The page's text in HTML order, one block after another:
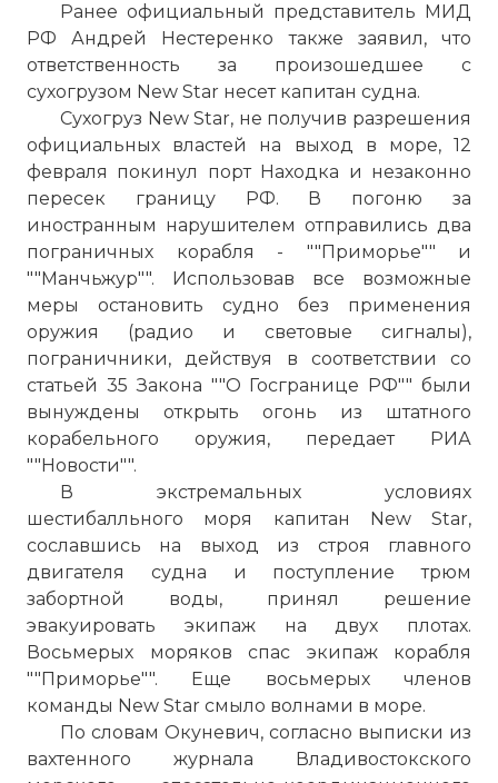
Ранее официальный представитель МИД
РФ Андрей Нестеренко также заявил, что
ответственность за произошедшее с
сухогрузом New Star несет капитан судна.
Сухогруз New Star, не получив разрешения
официальных властей на выход в море, 12
февраля покинул порт Находка и незаконно
пересек границу РФ. В погоню за
иностранным нарушителем отправились два
пограничных корабля - ""Приморье"" и
""Манчьжур"". Использовав все возможные
меры остановить судно без применения
оружия (радио и световые сигналы),
пограничники, действуя в соответствии со
статьей 35 Закона ""О Госгранице РФ"" были
вынуждены открыть огонь из штатного
корабельного оружия, передает РИА
""Новости"".
В экстремальных условиях
шестибалльного моря капитан New Star,
сославшись на выход из строя главного
двигателя судна и поступление трюм
забортной воды, принял решение
эвакуировать экипаж на двух плотах.
Восьмерых моряков спас экипаж корабля
""Приморье"". Еще восьмерых членов
команды New Star смыло волнами в море.
По словам Окуневич, согласно выписки из
вахтенного журнала Владивостокского